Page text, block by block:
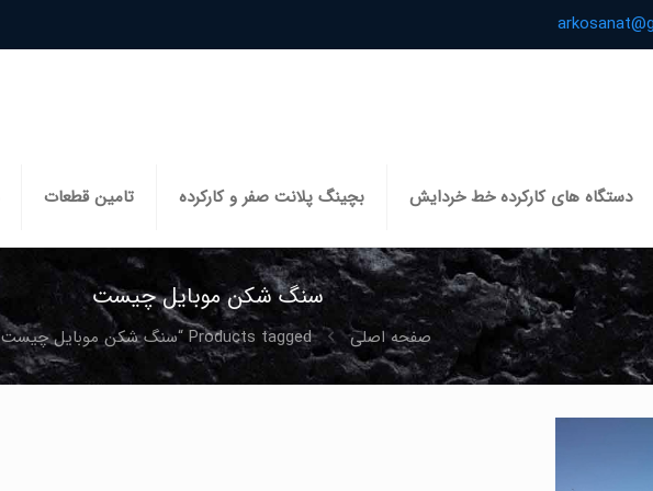
دستگاه های کارکرده خط خردایش بچینگ پلانت صفر و کارکرده تامین قطعات
سنگ شکن موبایل چیست
صفحه اصلی Products tagged “سنگ شکن موبایل چیست”